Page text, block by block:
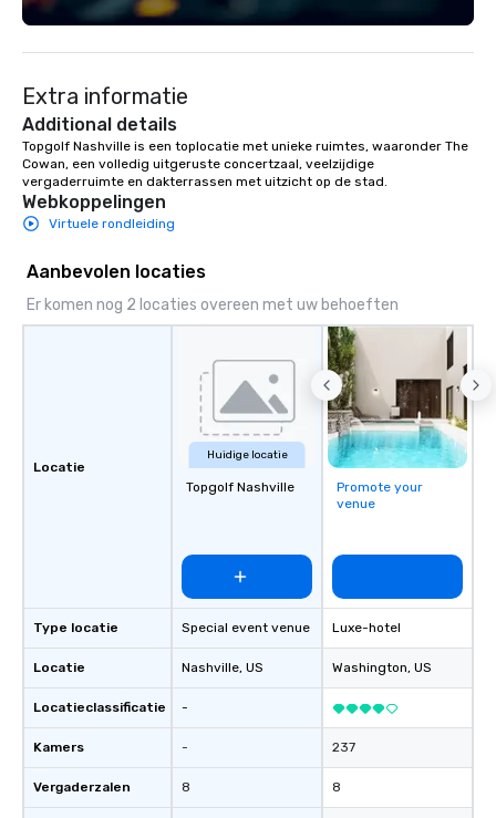
Custom wraps & signage available VIP
Events & Conferences Weddings &
Rehearsal Dinners Music & Food
Festivals Sports Team Travel Church
& School Group Trips Airport Transfers
& Hotel Shuttles Service Areas
Tennessee and surrounding states.
Extra informatie
Additional details
Topgolf Nashville is een toplocatie met unieke ruimtes, waaronder The
Cowan, een volledig uitgeruste concertzaal, veelzijdige
vergaderruimte en dakterrassen met uitzicht op de stad.
Webkoppelingen
Virtuele rondleiding
Aanbevolen locaties
Er komen nog 2 locaties overeen met uw behoeften
Locatie
Type locatie
Locatie
Locatieclassificatie
Kamers
Vergaderzalen
Huidige locatie
Topgolf Nashville
Special event venue
Nashville, US
-
-
8
Promote your
venue
Luxe-hotel
Washington, US
237
8